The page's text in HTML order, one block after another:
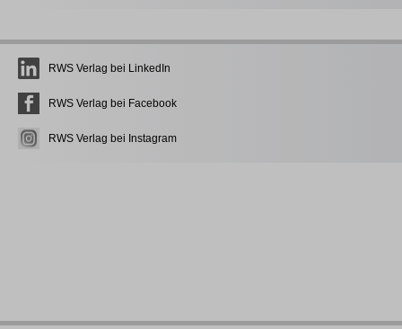
RWS Verlag bei LinkedIn
RWS Verlag bei Facebook
RWS Verlag bei Instagram